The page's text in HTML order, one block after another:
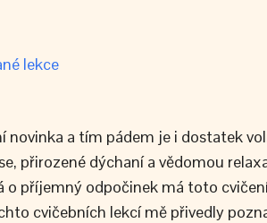
lekce
novinka a tím pádem je i dostatek
přirozené dýchaní a vědomou
o příjemný odpočinek má toto
cvičebních lekcí mě přivedly